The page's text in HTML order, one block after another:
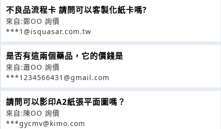
不良品流程卡 請問可以客製化紙卡嗎?
來自:鄭OO 詢價
***1@isquasar.com.tw
是否有這兩個藥品，它的價錢是
來自:蕭OO 詢價
***1234566431@gmail.com
請問可以影印A2紙張平面圖嗎？
來自:陳OO 詢價
***gycmv@kimo.com